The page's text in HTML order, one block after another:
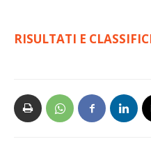
RISULTATI E